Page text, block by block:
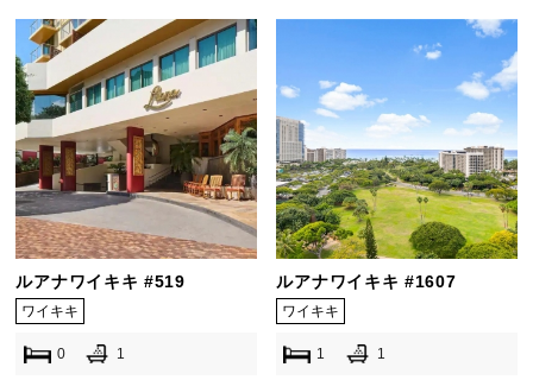
ルアナワイキキ #519
ワイキキ
0 1
ルアナワイキキ #1607
ワイキキ
1 1